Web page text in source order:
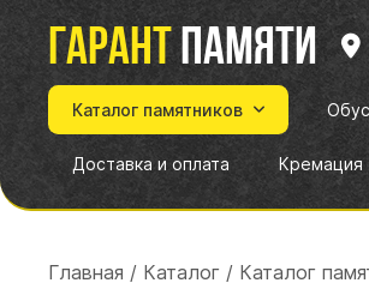
Гарантпамяти
Каталог памятников
Доставка и оплата Кремация
Главная / Каталог / Каталог